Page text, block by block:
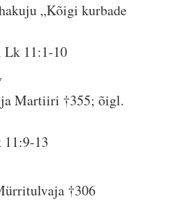
„Kõigi kurbade
Lk 11:1-10
Martiiri †355; õigl.
13
†306